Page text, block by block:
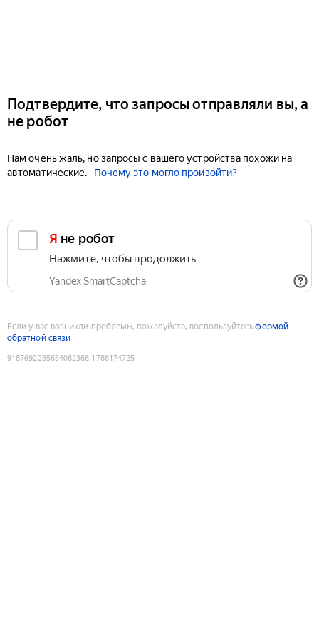
Подтвердите, что запросы отправляли вы, а
не робот
Нам очень жаль, но запросы с вашего устройства похожи на
автоматические.
Почему это могло произойти?
Я не робот
Нажмите, чтобы продолжить
Yandex SmartCaptcha
Если у вас возникли проблемы, пожалуйста, воспользуйтесьформой
обратной связи
9187692285654082366:1786174725